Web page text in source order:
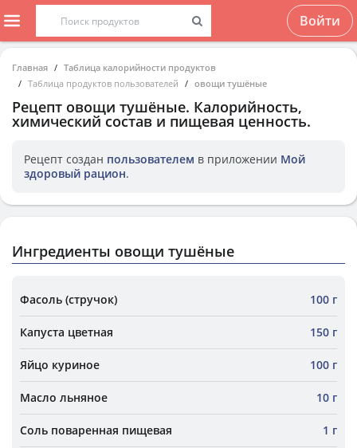
Войти
Главная
Таблица калорийности продуктов
Таблица продуктов пользователей
овощи тушёные
Рецепт овощи тушёные. Калорийность,
химический состав и пищевая ценность.
Рецепт создан пользователем в приложении Мой
здоровый рацион.
Ингредиенты овощи тушёные
Фасоль (стручок) 100 г
Капуста цветная 150 г
Яйцо куриное 100 г
Масло льняное 10 г
Соль поваренная пищевая 1 г